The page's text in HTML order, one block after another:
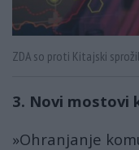
ZDA so proti Kitajski
3. Novi mostovi
»Ohranjanje